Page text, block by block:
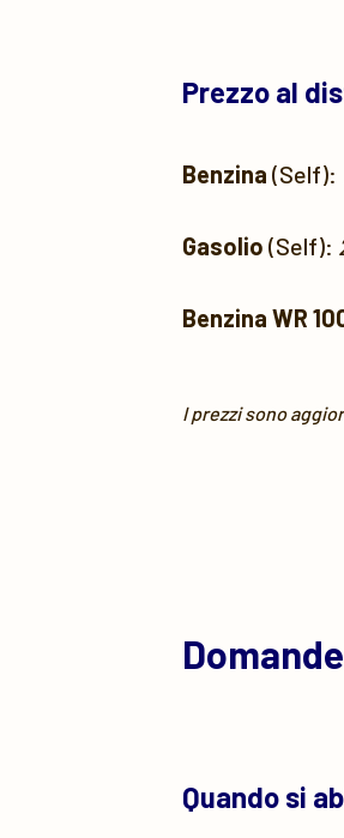
Prezzo al
Benzina (Self):
Gasolio (Self):
Benzina WR
I prezzi sono
Quando si